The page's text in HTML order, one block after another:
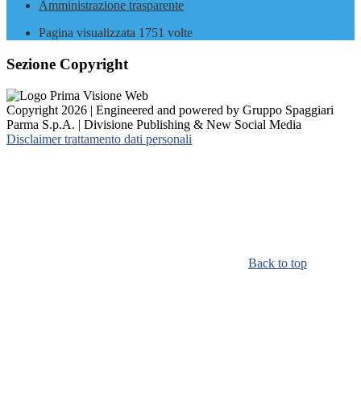
Amministrazione trasparente
Pagina visualizzata 1751 volte
Sezione Copyright
Copyright 2026 | Engineered and powered by Gruppo Spaggiari
Parma S.p.A. | Divisione Publishing & New Social Media
Disclaimer trattamento dati personali
Back to top